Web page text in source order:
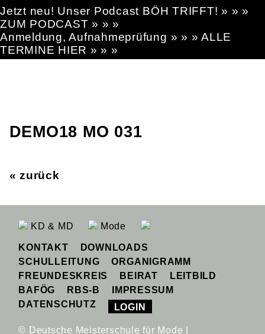
Jetzt neu! Unser Podcast BÖH TRIFFT! » » »
ZUM PODCAST » » »
Anmeldung, Aufnahmeprüfung » » » ALLE
TERMINE HIER » » »
DEMO18 MO 031
« zurück
KD & MD Mode
KONTAKT
DOWNLOADS
SCHULLEITUNG
ORGANIGRAMM
FREUNDESKREIS
BEIRAT
LEITBILD
BAFÖG
RBS-B
IMPRESSUM
DATENSCHUTZ
LOGIN
© Deutsche Meisterschule für Mode |